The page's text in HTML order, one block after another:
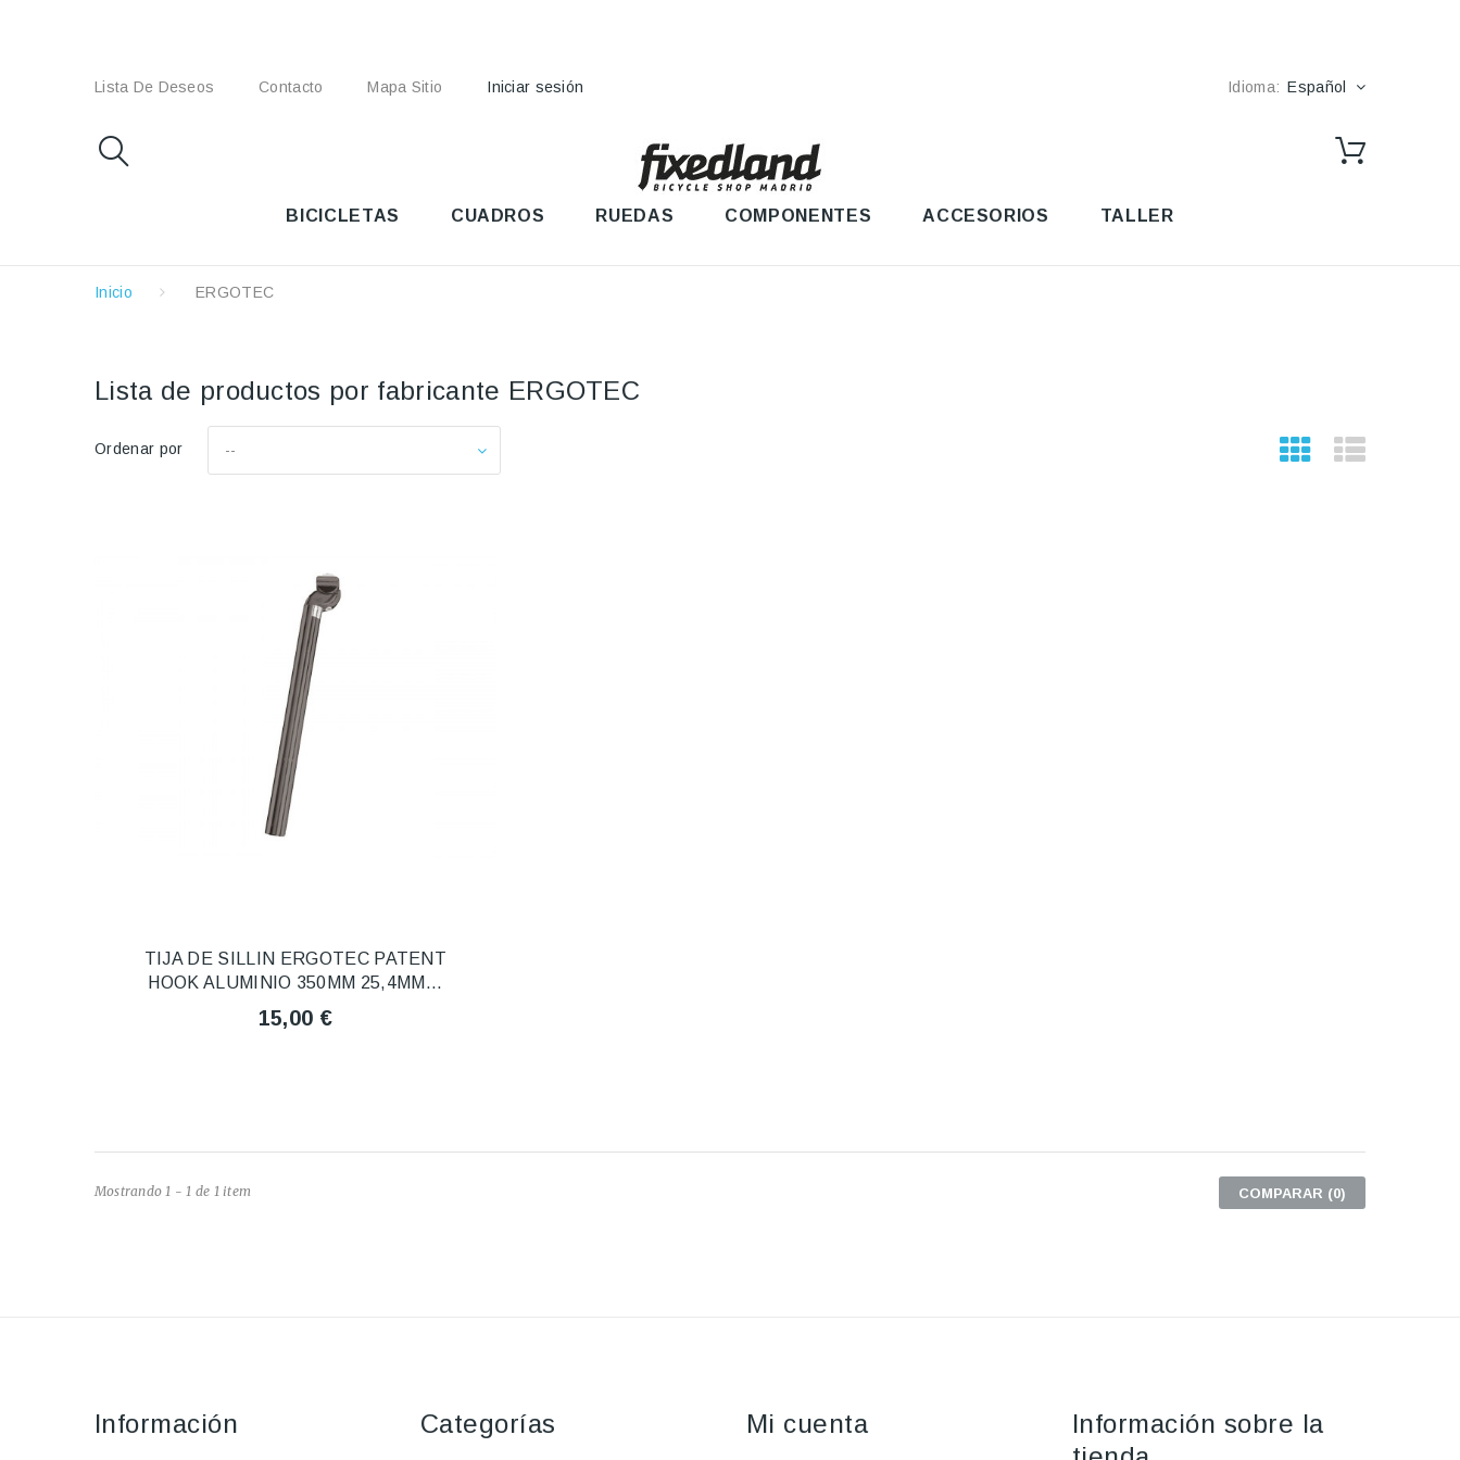
Lista De Deseos Contacto Mapa Sitio Iniciar sesión Idioma: Español
BICICLETAS CUADROS RUEDAS COMPONENTES ACCESORIOS TALLER
Inicio ERGOTEC
Lista de productos por fabricante ERGOTEC
Ordenar por --
TIJA DE SILLIN ERGOTEC PATENT
HOOK ALUMINIO 350MM 25,4MM...
15,00 €
COMPARAR (0)
Mostrando 1 - 1 de 1 item
Información Categorías Mi cuenta
Información sobre la